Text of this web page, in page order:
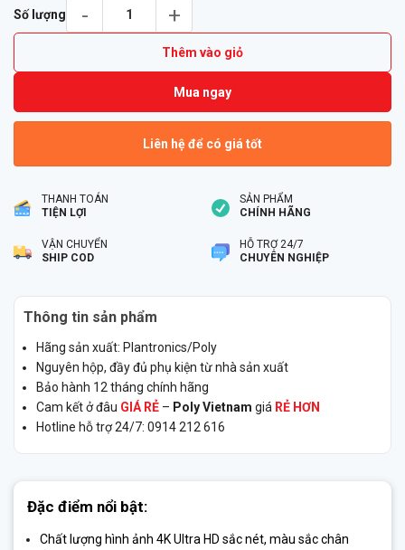
Số lượng
Thêm vào giỏ
Mua ngay
Liên hệ để có giá tốt
THANH TOÁN
TIỆN LỢI
SẢN PHẨM
CHÍNH HÃNG
VẬN CHUYỂN
SHIP COD
HỖ TRỢ 24/7
CHUYÊN NGHIỆP
Thông tin sản phẩm
Hãng sản xuất: Plantronics/Poly
Nguyên hộp, đầy đủ phụ kiện từ nhà sản xuất
Bảo hành 12 tháng chính hãng
Cam kết ở đâu GIÁ RẺ – Poly Vietnam giá RẺ HƠN
Hotline hỗ trợ 24/7: 0914 212 616
Đặc điểm nổi bật:
Chất lượng hình ảnh 4K Ultra HD sắc nét, màu sắc chân